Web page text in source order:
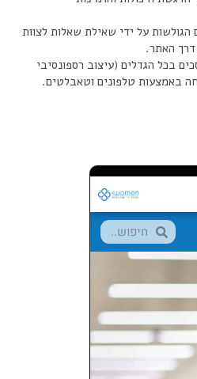
על ידי שאילת שאלות לצוות
דרך האתר.
בכל הגדלים (עיצוב רספונסיבי
באמצעות טלפונים וטאבלטים.